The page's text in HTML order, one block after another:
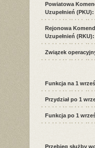
Powiatowa
Uzupełnień (PKU):
Rejonowa
Uzupełnień (RKU):
Związek
Funkcja na 1
Przydział po 1
Funkcja po 1
Przebieg służby